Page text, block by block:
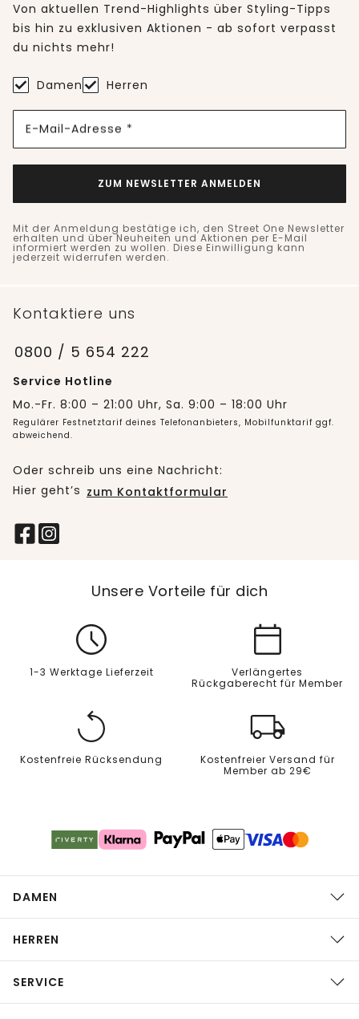
Von aktuellen Trend-Highlights über Styling-Tipps
bis hin zu exklusiven Aktionen - ab sofort verpasst
du nichts mehr!
Damen Herren
E-Mail-Adresse *
ZUM NEWSLETTER ANMELDEN
Mit der Anmeldung bestätige ich, den Street One Newsletter
erhalten und über Neuheiten und Aktionen per E-Mail
informiert werden zu wollen. Diese Einwilligung kann
jederzeit widerrufen werden.
Kontaktiere uns
0800 / 5 654 222
Service Hotline
Mo.-Fr. 8:00 – 21:00 Uhr, Sa. 9:00 – 18:00 Uhr
Regulärer Festnetztarif deines Telefonanbieters, Mobilfunktarif ggf.
abweichend.
Oder schreib uns eine Nachricht:
Hier geht’s zum Kontaktformular
Unsere Vorteile für dich
1-3 Werktage Lieferzeit
Verlängertes
Rückgaberecht für Member
Kostenfreie Rücksendung
Kostenfreier Versand für
Member ab 29€
DAMEN
HERREN
SERVICE